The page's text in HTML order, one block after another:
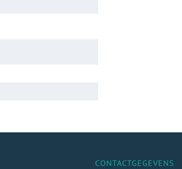
CONTACTGEGEVENS